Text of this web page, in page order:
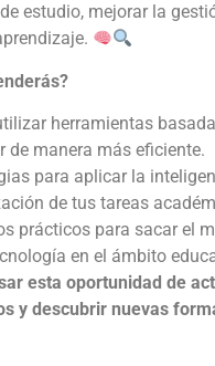
estudio, mejorar la
herramientas
de manera más eficiente.
para aplicar la
de tus tareas
prácticos para sacar el
en el ámbito
esta oportunidad de
y descubrir nuevas